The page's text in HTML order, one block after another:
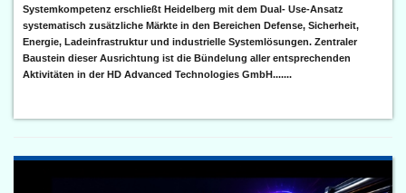
Systemkompetenz erschließt Heidelberg mit dem Dual- Use-Ansatz
systematisch zusätzliche Märkte in den Bereichen Defense, Sicherheit,
Energie, Ladeinfrastruktur und industrielle Systemlösungen. Zentraler
Baustein dieser Ausrichtung ist die Bündelung aller entsprechenden
Aktivitäten in der HD Advanced Technologies GmbH.......